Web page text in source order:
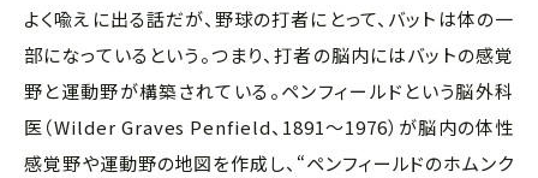
よく喩えに出る話だが、野球の打者にとって、バットは体の一
部になっているという。つまり、打者の脳内にはバットの感覚
野と運動野が構築されている。ペンフィールドという脳外科
医（Wilder Graves Penfield、1891～1976）が脳内の体性
感覚野や運動野の地図を作成し、“ペンフィールドのホムンク